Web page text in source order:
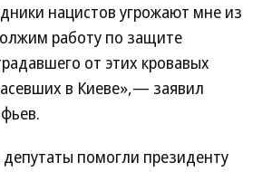
нацистов угрожают мне из
работу по защите
от этих кровавых
в Киеве»,— заявил
помогли президенту